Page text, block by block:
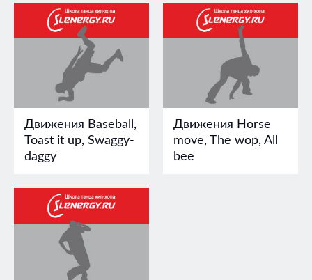
Движения Baseball,
Toast it up, Swaggy-
daggy
Движения Horse
move, The wop, All
bee